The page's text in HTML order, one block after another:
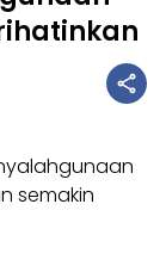
semakin